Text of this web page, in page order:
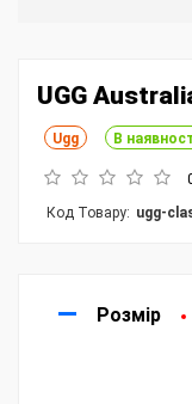
UGG
Ugg В
Код Товару: ugg-
Розмір